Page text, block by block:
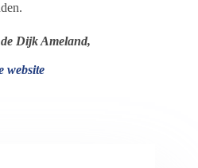
Dijk Ameland,
website